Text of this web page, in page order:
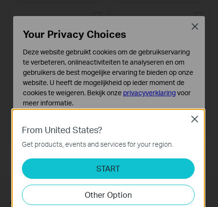
UE330
Adapter UE330
UE300C
USB Type-C naar RJ45 Gigabit
Abonneer
From United States?
Get products, events and services for your region.
START
Other Option
Close
Your Privacy Choices
Deze website gebruikt cookies om de gebruikservaring
te verbeteren, onlineactiviteiten te analyseren en om
gebruikers de best mogelijke ervaring te bieden op onze
website. U heeft de mogelijkheid op ieder moment de
cookies te weigeren. Bekijk onze privacyverklaringvoor
meer informatie.
Deze cookies zijn noodzakelijk voor de werking van de
website en kunnen niet worden uitgeschakeld.
Analyse en Marketing Cookies
Cookies voor analyse geven ons de mogelijkheid uw
activiteiten op onze website te volgen en zo de
functionaliteit van de website aan te passen en te
verbeteren.
Close